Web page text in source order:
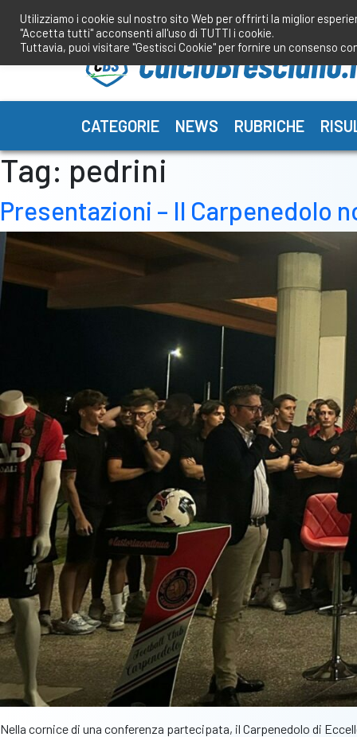
contenuto
CATEGORIE NEWS RUBRICHE
Tag: pedrini
Presentazioni – Il Carpenedolo
Nella cornice di una conferenza partecipata, il Carpenedolo di
Utilizziamo i cookie sul nostro sito Web per offrirti la miglior
"Accetta tutti" acconsenti all'uso di TUTTI i cookie.
Tuttavia, puoi visitare "Gestisci Cookie" per fornire un consenso